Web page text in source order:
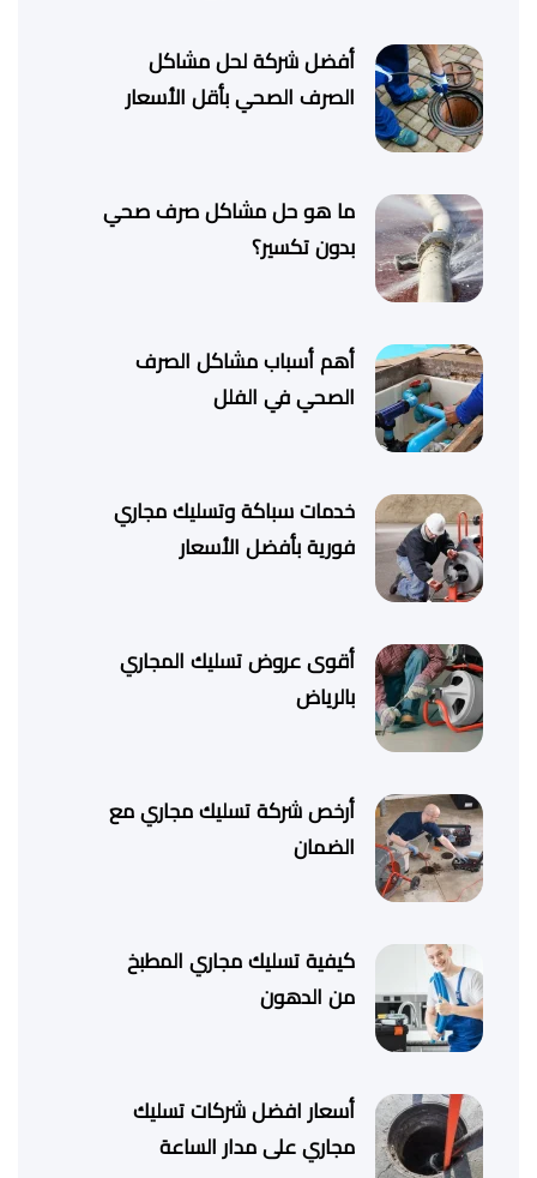
أفضل شركة لحل مشاكل
الصرف الصحي بأقل الأسعار
ما هو حل مشاكل صرف صحي
بدون تكسير؟
أهم أسباب مشاكل الصرف
الصحي في الفلل
خدمات سباكة وتسليك مجاري
فورية بأفضل الأسعار
أقوى عروض تسليك المجاري
بالرياض
أرخص شركة تسليك مجاري مع
الضمان
كيفية تسليك مجاري المطبخ
من الدهون
أسعار افضل شركات تسليك
مجاري على مدار الساعة